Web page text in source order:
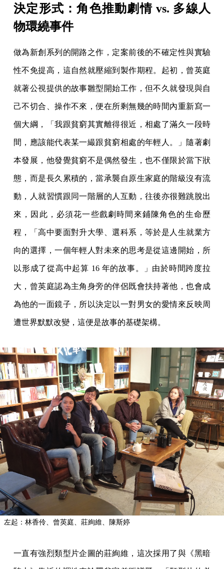
決定形式：角色推動劇情 vs. 多線人
物環繞事件
做為新創系列的開路之作，定案前後的不確定性與實驗
性不免提高，這自然就壓縮到製作期程。起初，曾英庭
就著公視提供的故事雛型開始工作，但不久就發現與自
己不切合、操作不來，便在所剩無幾的時間內重新寫一
個大綱，「我跟貧窮其實離得很近，相處了滿久一段時
間，應該能代表某一繓跟貧窮相處的年輕人。」隨著劇
本發展，他發覺貧窮不是偶然發生，也不僅限於當下狀
態，而是長久累積的，當承襲自原生家庭的階級沒有流
動，人就習慣跟同一階層的人互動，往後亦很難跳脫出
來，因此，必須花一些戲劇時間來鋪陳角色的生命歷
程，「高中要面對升大學、選科系，等於是人生就業方
向的選擇，一個年輕人對未來的思考是從這邊開始，所
以形成了從高中起算 16 年的故事。」由於時間跨度拉
大，曾英庭認為主角身旁的伴侶既會扶持著他，也會成
為他的一面鏡子，所以決定以一對男女的愛情來反映周
遭世界默默改變，這便是故事的基礎架構。
左起：林香伶、曾英庭、莊絢維、陳斯婷
一直有強烈類型片企圖的莊絢維，這次採用了與《黑暗